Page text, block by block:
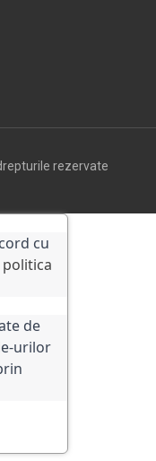
rezervate
cu
politica
de
urilor